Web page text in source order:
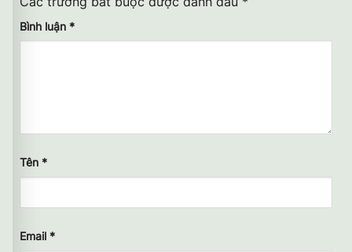
Bình luận *
Tên *
Email *